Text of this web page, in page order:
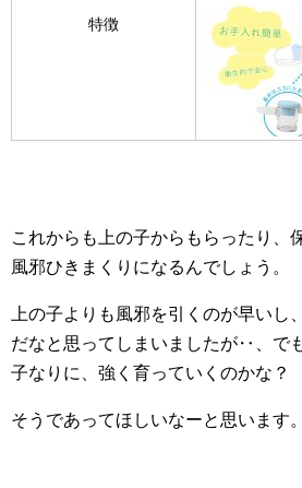
特徴
これからも上の子からもらったり、
風邪ひきまくりになるんでしょう。
上の子よりも風邪を引くのが早いし
だなと思ってしまいましたが‥、で
子なりに、強く育っていくのかな？
そうであってほしいなーと思います。